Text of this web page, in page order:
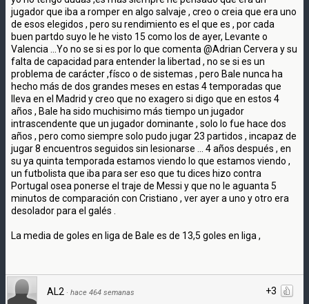
jugador que iba a romper en algo salvaje , creo o creia que era uno
de esos elegidos , pero su rendimiento es el que es , por cada
buen partdo suyo le he visto 15 como los de ayer, Levante o
Valencia ...Yo no se si es por lo que comenta @Adrian Cervera y su
falta de capacidad para entender la libertad , no se si es un
problema de carácter ,físco o de sistemas , pero Bale nunca ha
hecho más de dos grandes meses en estas 4 temporadas que
lleva en el Madrid y creo que no exagero si digo que en estos 4
años , Bale ha sido muchisimo más tiempo un jugador
intrascendente que un jugador dominante , solo lo fue hace dos
años , pero como siempre solo pudo jugar 23 partidos , incapaz de
jugar 8 encuentros seguidos sin lesionarse ... 4 años después , en
su ya quinta temporada estamos viendo lo que estamos viendo ,
un futbolista que iba para ser eso que tu dices hizo contra
Portugal osea ponerse el traje de Messi y que no le aguanta 5
minutos de comparación con Cristiano , ver ayer a uno y otro era
desolador para el galés .
La media de goles en liga de Bale es de 13,5 goles en liga ,
+3
AL2 · hace 464 semanas